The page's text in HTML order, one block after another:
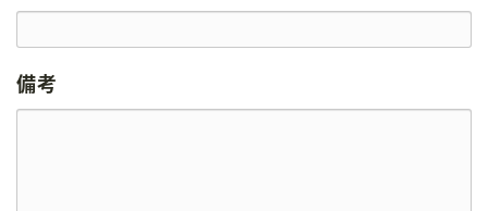
備考